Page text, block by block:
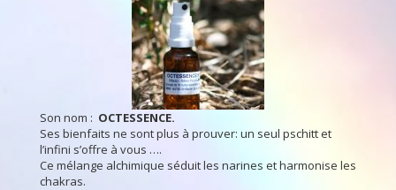
Son nom : OCTESSENCE.
Ses bienfaits ne sont plus à prouver: un seul pschitt et
l’infini s’offre à vous ….
Ce mélange alchimique séduit les narines et harmonise les
chakras.